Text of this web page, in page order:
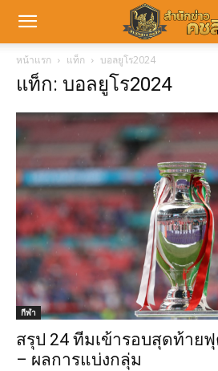
หน้าแรก แท็ก บอลยูโร2024
แท็ก: บอลยูโร2024
กีฬา
สรุป 24 ทีมเข้ารอบสุดท้าย
– ผลการแบ่งกลุ่ม